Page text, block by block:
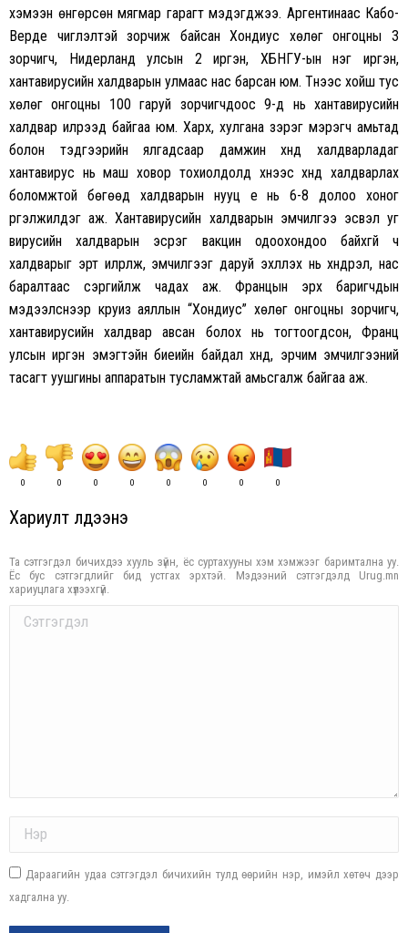
хэмээн өнгөрсөн мягмар гарагт мэдэгджээ. Аргентинаас Кабо-
Верде чиглэлтэй зорчиж байсан Хондиус хөлөг онгоцны 3
зорчигч, Нидерланд улсын 2 иргэн, ХБНГУ-ын нэг иргэн,
хантавирусийн халдварын улмаас нас барсан юм. Түүнээс хойш тус
хөлөг онгоцны 100 гаруй зорчигчдоос 9-д нь хантавирусийн
халдвар илрээд байгаа юм. Харх, хулгана зэрэг мэрэгч амьтад
болон тэдгээрийн ялгадсаар дамжин хүнд халдварладаг
хантавирус нь маш ховор тохиолдолд хүнээс хүнд халдварлах
боломжтой бөгөөд халдварын нууц үе нь 6-8 долоо хоног
үргэлжилдэг аж. Хантавирусийн халдварын эмчилгээ эсвэл уг
вирусийн халдварын эсрэг вакцин одоохондоо байхгүй ч
халдварыг эрт илрүүлж, эмчилгээг даруй эхлүүлэх нь хүндрэл, нас
баралтаас сэргийлж чадах аж. Францын эрх баригчдын
мэдээлснээр круиз аяллын “Хондиус” хөлөг онгоцны зорчигч,
хантавирусийн халдвар авсан болох нь тогтоогдсон, Франц
улсын иргэн эмэгтэйн биеийн байдал хүнд, эрчим эмчилгээний
тасагт уушгины аппаратын тусламжтай амьсгалж байгаа аж.
0 0 0 0 0 0 0 0
Хариулт үлдээнэ үү
Та сэтгэгдэл бичихдээ хууль зүйн, ёс суртахууны хэм хэмжээг баримтална уу.
Ёс бус сэтгэгдлийг бид устгах эрхтэй. Мэдээний сэтгэгдэлд Urug.mn
хариуцлага хүлээхгүй.
Comment
Дараагийн удаа сэтгэгдэл бичихийн тулд өөрийн нэр, имэйл хөтөч дээр
хадгална уу.